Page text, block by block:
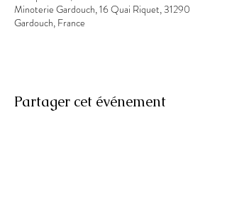
Minoterie Gardouch, 16 Quai Riquet, 31290
Gardouch, France
Partager cet événement